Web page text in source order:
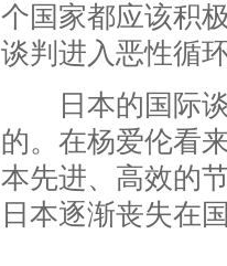
个国家都应该积
谈判进入恶性循
日本的国际谈
的。在杨爱伦看
本先进、高效的
日本逐渐丧失在